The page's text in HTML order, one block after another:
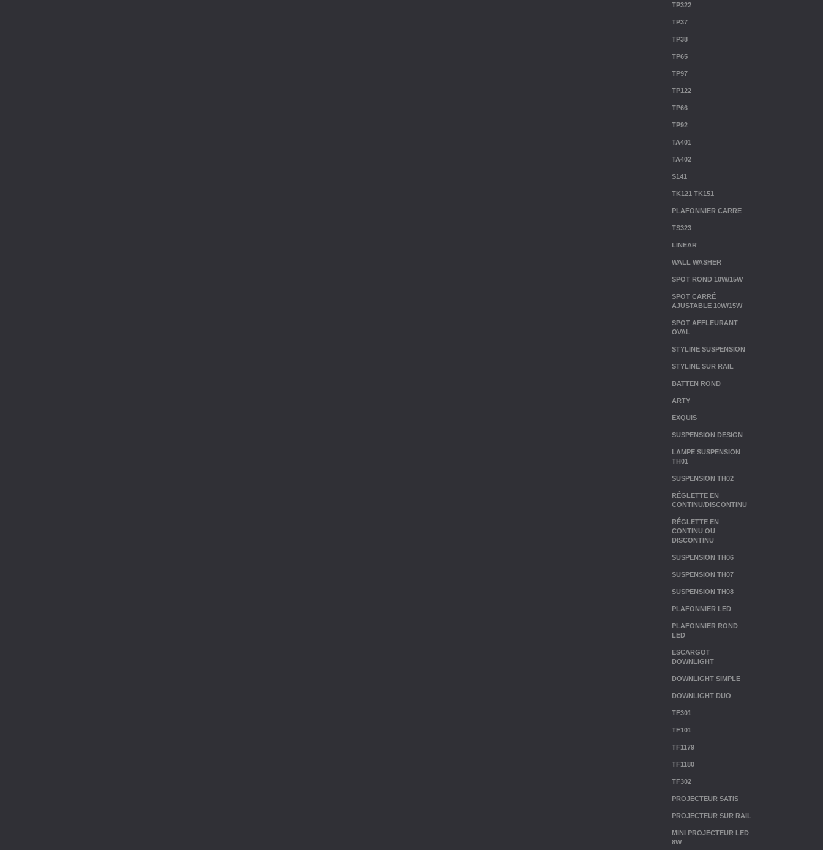
TP322
TP37
TP38
TP65
TP97
TP122
TP66
TP92
TA401
TA402
S141
TK121 TK151
PLAFONNIER CARRE
TS323
LINEAR
WALL WASHER
SPOT ROND 10W/15W
SPOT CARRÉ
AJUSTABLE 10W/15W
SPOT AFFLEURANT
OVAL
STYLINE SUSPENSION
STYLINE SUR RAIL
BATTEN ROND
ARTY
EXQUIS
SUSPENSION DESIGN
LAMPE SUSPENSION
TH01
SUSPENSION TH02
RÉGLETTE EN
CONTINU/DISCONTINU
RÉGLETTE EN
CONTINU OU
DISCONTINU
SUSPENSION TH06
SUSPENSION TH07
SUSPENSION TH08
PLAFONNIER LED
PLAFONNIER ROND
LED
ESCARGOT
DOWNLIGHT
DOWNLIGHT SIMPLE
DOWNLIGHT DUO
TF301
TF101
TF1179
TF1180
TF302
PROJECTEUR SATIS
PROJECTEUR SUR RAIL
MINI PROJECTEUR LED
8W